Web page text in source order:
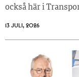
också här i
13 JULI, 2026